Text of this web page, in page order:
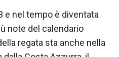
e nel tempo è diventata
note del calendario
regata sta anche nella